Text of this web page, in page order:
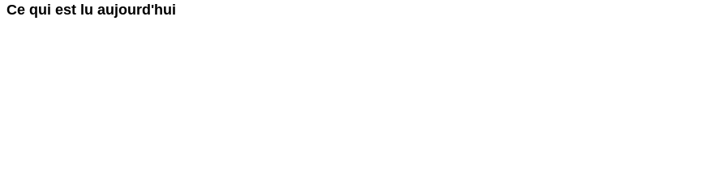
Ce qui est lu aujourd'hui